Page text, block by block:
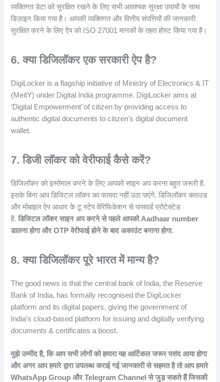
व्यक्तिगत डेटा को सुरक्षित रखने के लिए सभी आवश्यक सुरक्षा उपायों के साथ
डिज़ाइन किया गया है। आपकी व्यक्तिगत और वित्तीय संपत्तियों की जानकारी
सुरक्षित करने के लिए ऐप को ISO 27001 मानकों के तहत होस्ट किया गया है।
6. क्या डिजिलॉकर एक सरकारी ऐप है?
DigiLocker is a flagship initiative of Ministry of Electronics & IT
(MeitY) under Digital India programme. DigiLocker aims at
‘Digital Empowerment’ of citizen by providing access to
authentic digital documents to citizen’s digital document
wallet.
7. डिजी लॉकर को वेरीफाई कैसे करें?
डिजिलॉकर को इस्तेमाल करने के लिए आपको साइन अप करना बहुत जरूरी है.
इसके बिना आप डिजिटल लॉकर का फायदा नहीं उठा पाएंगे. डिजिलॉकर क्लाउड
और मोबाइल ऐप आधार के टू स्टेप वेरिफिकेशन से पासवर्ड प्रोटेक्टेड
है.डिजिटल लॉकर साइन अप करने से पहले आपको Aadhaar number
डालना होगा और OTP वेरीफाई होने के बाद अकाउंट बनाना होगा.
8. क्या डिजिलॉकर पूरे भारत में मान्य है?
The good news is that the central bank of India, the Reserve
Bank of India, has formally recognised the DigiLocker
platform and its digital papers, giving the government of
India’s cloud-based platform for issuing and digitally verifying
documents & certificates a boost.
मुझे उम्मीद है, कि आप सभी लोगों को हमारा यह आर्टिकल जरूर पसंद आया होगा
और अगर आप हमारे द्वारा उपलब्ध कराई गई जानकारी से सहमत है तो आप हमारे
WhatsApp Group और Telegram Channel से जुड़ सकते हैं जिसकी